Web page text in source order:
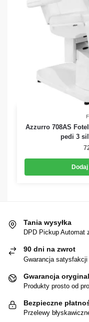
Azzurro 708AS
pedi 3
Tania wysyłka
DPD Pickup Automat
90 dni na zwrot
Gwarancja
Gwarancja
Produkty prosto od
Bezpieczne
Przelewy